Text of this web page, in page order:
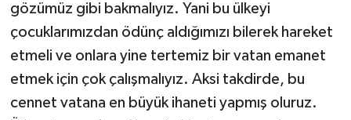
gözümüz gibi bakmalıyız. Yani bu ülkeyi
çocuklarımızdan ödünç aldığımızı bilerek hareket
etmeli ve onlara yine tertemiz bir vatan emanet
etmek için çok çalışmalıyız. Aksi takdirde, bu
cennet vatana en büyük ihaneti yapmış oluruz.